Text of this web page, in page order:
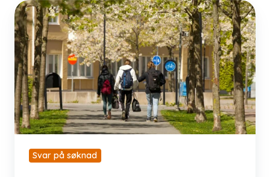
Svar
på
søknad
om
stipend
til
utdanning
og
veiledet
(15.03.26)
Svar på søknad